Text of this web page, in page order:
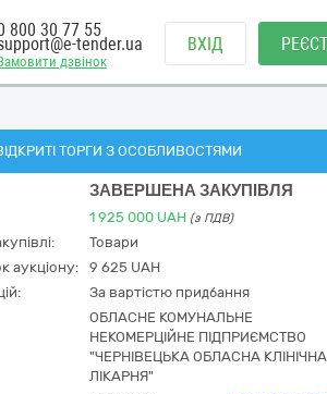
дзвінок
800 30 77 55
tender.ua ВХІД
ТОРГИ З ОСОБЛИВОСТЯМИ
ЗАВЕРШЕНА ЗАКУПІВЛЯ
1 925 000 UAH (з ПДВ)
Товари
аукціону:
9 625 UAH
За вартістю придбання
ОБЛАСНЕ КОМУНАЛЬНЕ
НЕКОМЕРЦІЙНЕ ПІДПРИЄМСТВО
"ЧЕРНІВЕЦЬКА ОБЛАСНА КЛІНІЧНА
ЛІКАРНЯ"